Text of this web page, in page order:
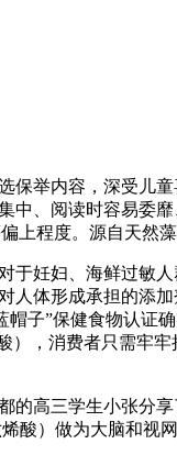
举内容，深受儿童
中、阅读时容易委
上程度。源自天然
妊妇、海鲜过敏人
人体形成承担的添
子”保健食物认证
），消费者只需牢
三学生小张分享
酸）做为大脑和视